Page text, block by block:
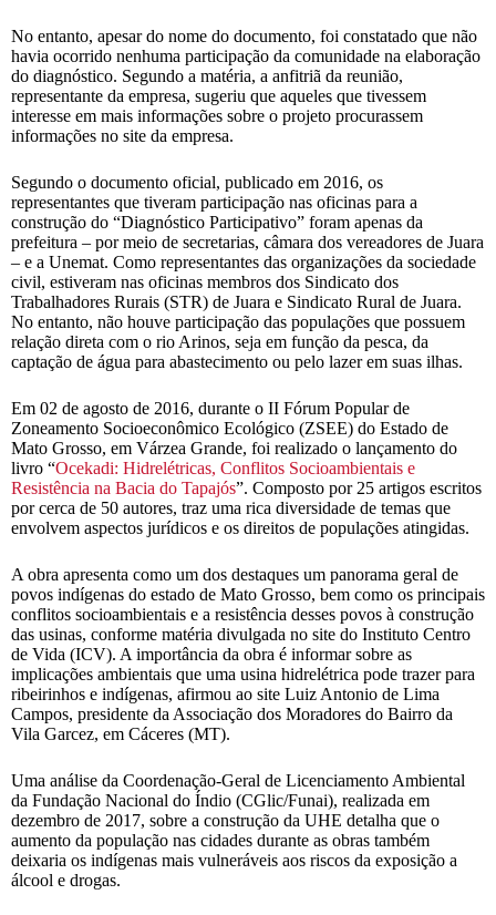
No entanto, apesar do nome do documento, foi constatado que não
havia ocorrido nenhuma participação da comunidade na elaboração
do diagnóstico. Segundo a matéria, a anfitriã da reunião,
representante da empresa, sugeriu que aqueles que tivessem
interesse em mais informações sobre o projeto procurassem
informações no site da empresa.
Segundo o documento oficial, publicado em 2016, os
representantes que tiveram participação nas oficinas para a
construção do “Diagnóstico Participativo” foram apenas da
prefeitura – por meio de secretarias, câmara dos vereadores de Juara
– e a Unemat. Como representantes das organizações da sociedade
civil, estiveram nas oficinas membros dos Sindicato dos
Trabalhadores Rurais (STR) de Juara e Sindicato Rural de Juara.
No entanto, não houve participação das populações que possuem
relação direta com o rio Arinos, seja em função da pesca, da
captação de água para abastecimento ou pelo lazer em suas ilhas.
Em 02 de agosto de 2016, durante o II Fórum Popular de
Zoneamento Socioeconômico Ecológico (ZSEE) do Estado de
Mato Grosso, em Várzea Grande, foi realizado o lançamento do
livro “Ocekadi: Hidrelétricas, Conflitos Socioambientais e
Resistência na Bacia do Tapajós”. Composto por 25 artigos escritos
por cerca de 50 autores, traz uma rica diversidade de temas que
envolvem aspectos jurídicos e os direitos de populações atingidas.
A obra apresenta como um dos destaques um panorama geral de
povos indígenas do estado de Mato Grosso, bem como os principais
conflitos socioambientais e a resistência desses povos à construção
das usinas, conforme matéria divulgada no site do Instituto Centro
de Vida (ICV). A importância da obra é informar sobre as
implicações ambientais que uma usina hidrelétrica pode trazer para
ribeirinhos e indígenas, afirmou ao site Luiz Antonio de Lima
Campos, presidente da Associação dos Moradores do Bairro da
Vila Garcez, em Cáceres (MT).
Uma análise da Coordenação-Geral de Licenciamento Ambiental
da Fundação Nacional do Índio (CGlic/Funai), realizada em
dezembro de 2017, sobre a construção da UHE detalha que o
aumento da população nas cidades durante as obras também
deixaria os indígenas mais vulneráveis aos riscos da exposição a
álcool e drogas.